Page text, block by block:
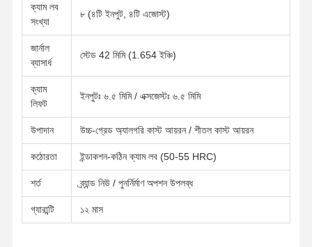
ক্যাম লব
সংখ্যা
৮ (৪টি ইনপুট, ৪টি এজোস্ট)
জার্নাল
ব্যাসার্ধ
স্টেড 42 মিমি (1.654 ইঞ্চি)
ক্যাম
লিফট
ইনপুটঃ ৬.৫ মিমি / এক্সজেস্টঃ ৬.৫ মিমি
উপাদান উচ্চ-গ্রেড অ্যালগরি কাস্ট আয়রন / শীতল কাস্ট আয়রন
কঠোরতা ইন্ডাকশন-কঠিন ক্যাম লব (50-55 HRC)
শর্ত ব্র্যান্ড নিউ / পুনর্নির্মাণ অপশন উপলব্ধ
গ্যারান্টি ১২ মাস